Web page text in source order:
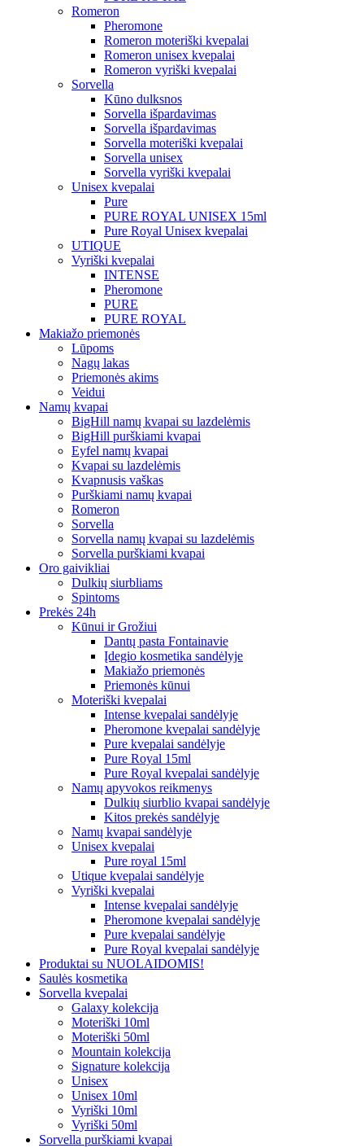
Romeron
Pheromone
Romeron moteriški kvepalai
Romeron unisex kvepalai
Romeron vyriški kvepalai
Sorvella
Kūno dulksnos
Sorvella išpardavimas
Sorvella išpardavimas
Sorvella moteriški kvepalai
Sorvella unisex
Sorvella vyriški kvepalai
Unisex kvepalai
Pure
PURE ROYAL UNISEX 15ml
Pure Royal Unisex kvepalai
UTIQUE
Vyriški kvepalai
INTENSE
Pheromone
PURE
PURE ROYAL
Makiažo priemonės
Lūpoms
Nagų lakas
Priemonės akims
Veidui
Namų kvapai
BigHill namų kvapai su lazdelėmis
BigHill purškiami kvapai
Eyfel namų kvapai
Kvapai su lazdelėmis
Kvapnusis vaškas
Purškiami namų kvapai
Romeron
Sorvella
Sorvella namų kvapai su lazdelėmis
Sorvella purškiami kvapai
Oro gaivikliai
Dulkių siurbliams
Spintoms
Prekės 24h
Kūnui ir Grožiui
Dantų pasta Fontainavie
Įdegio kosmetika sandėlyje
Makiažo priemonės
Priemonės kūnui
Moteriški kvepalai
Intense kvepalai sandėlyje
Pheromone kvepalai sandėlyje
Pure kvepalai sandėlyje
Pure Royal 15ml
Pure Royal kvepalai sandėlyje
Namų apyvokos reikmenys
Dulkių siurblio kvapai sandėlyje
Kitos prekės sandėlyje
Namų kvapai sandėlyje
Unisex kvepalai
Pure royal 15ml
Utique kvepalai sandėlyje
Vyriški kvepalai
Intense kvepalai sandėlyje
Pheromone kvepalai sandėlyje
Pure kvepalai sandėlyje
Pure Royal kvepalai sandėlyje
Produktai su NUOLAIDOMIS!
Saulės kosmetika
Sorvella kvepalai
Galaxy kolekcija
Moteriški 10ml
Moteriški 50ml
Mountain kolekcija
Signature kolekcija
Unisex
Unisex 10ml
Vyriški 10ml
Vyriški 50ml
Sorvella purškiami kvapai